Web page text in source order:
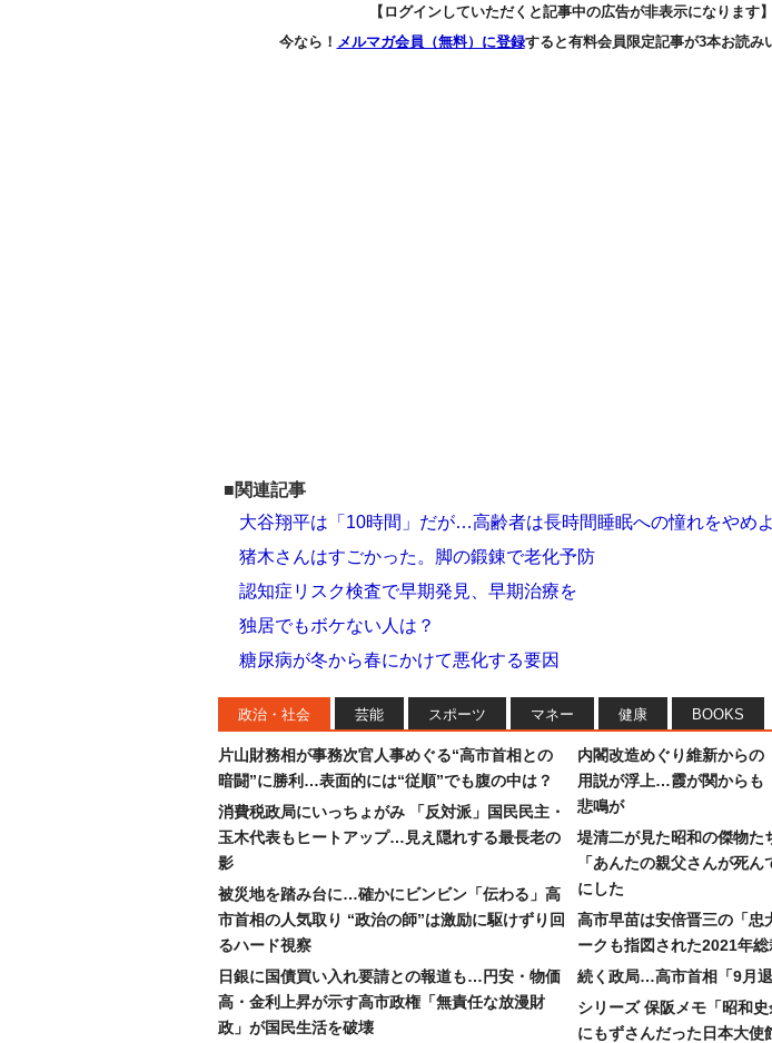
【ログインしていただくと記事中の広告が非表示になります】
今なら！ メルマガ会員（無料）に登録すると有料会員限定記事が3本お読み
■関連記事
大谷翔平は「10時間」だが…高齢者は長時間睡眠への憧れをやめ
猪木さんはすごかった。脚の鍛錬で老化予防
認知症リスク検査で早期発見、早期治療を
独居でもボケない人は？
糖尿病が冬から春にかけて悪化する要因
政治・社会 芸能 スポーツ マネー 健康 BOOKS
片山財務相が事務次官人事めぐる“高市首相との
暗闘”に勝利…表面的には“従順”でも腹の中は？
消費税政局にいっちょがみ 「反対派」国民民主・
玉木代表もヒートアップ…見え隠れする最長老の
影
被災地を踏み台に…確かにビンビン「伝わる」高
市首相の人気取り “政治の師”は激励に駆けずり回
るハード視察
日銀に国債買い入れ要請との報道も…円安・物価
高・金利上昇が示す高市政権「無責任な放漫財
政」が国民生活を破壊
内閣改造めぐり維新からの
用説が浮上…霞が関からも
悲鳴が
堤清二が見た昭和の傑物
「あんたの親父さんが死
にした
高市早苗は安倍晋三の「
ークも指図された2021年
続く政局…高市首相「9月
シリーズ 保阪メモ「昭和
にもずさんだった日本大使